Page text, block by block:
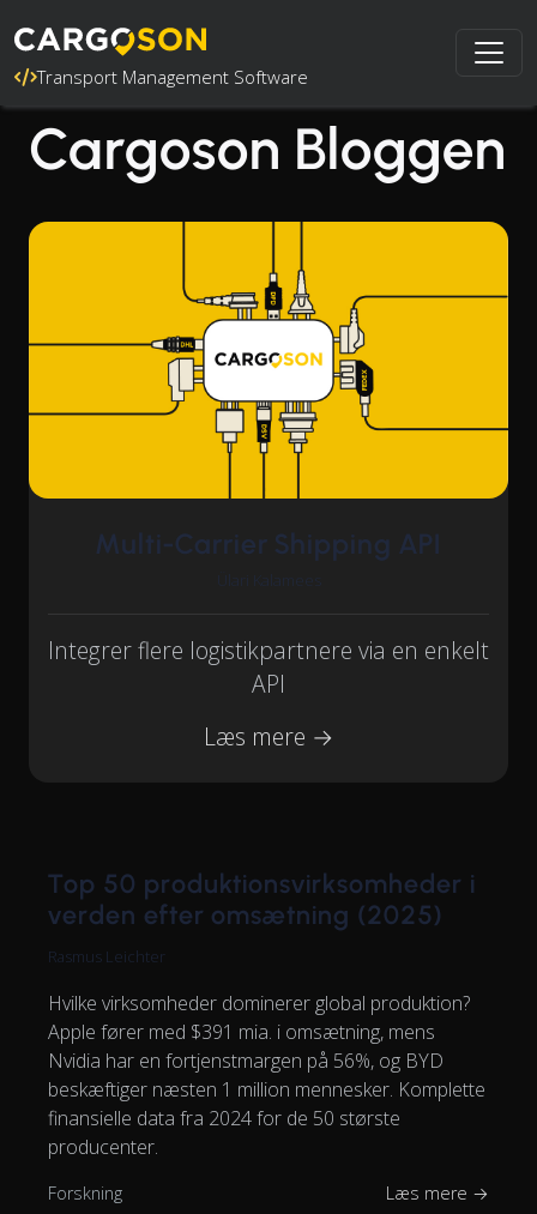
Transport Management Software
Cargoson Bloggen
Multi-Carrier Shipping API
Ülari Kalamees
Integrer flere logistikpartnere via en enkelt
API
Læs mere →
Top 50 produktionsvirksomheder i
verden efter omsætning (2025)
Rasmus Leichter
Hvilke virksomheder dominerer global produktion?
Apple fører med $391 mia. i omsætning, mens
Nvidia har en fortjenstmargen på 56%, og BYD
beskæftiger næsten 1 million mennesker. Komplette
finansielle data fra 2024 for de 50 største
producenter.
Forskning Læs mere →